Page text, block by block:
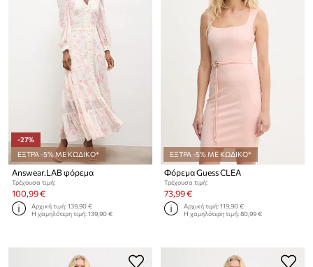
-27%
ΕΞΤΡΑ -5% ΜΕ ΚΩΔΙΚΟ*
Answear.LAB φόρεμα
Τρέχουσα τιμή:
100,99 €
Αρχική τιμή:139,90 €
Η χαμηλότερη τιμή:139,90 €
ΕΞΤΡΑ -5% ΜΕ ΚΩΔΙΚΟ*
Φόρεμα Guess CLEA
Τρέχουσα τιμή:
73,99 €
Αρχική τιμή:119,90 €
Η χαμηλότερη τιμή:80,99 €